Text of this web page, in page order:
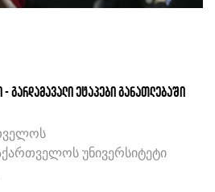
გარდამავალი ეტაპები განათლებაში
უნივერსიტეტი